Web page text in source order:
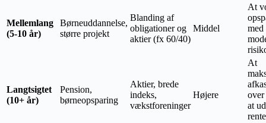
Mellemlang
(5-10 år)
Børneuddannelse,
større projekt
Blanding af
obligationer og
aktier (fx 60/40)
Middel
At
med
Langtsigtet
(10+ år)
Pension,
børneopsparing
Aktier, brede
indeks,
vækstforeninger
Højere
At
at